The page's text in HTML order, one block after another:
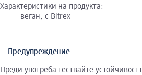
Характеристики на продукта:
веган, с Bitrex
Предупреждение
Преди употреба тествайте